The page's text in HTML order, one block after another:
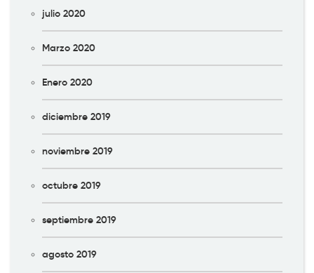
julio 2020
Marzo 2020
Enero 2020
diciembre 2019
noviembre 2019
octubre 2019
septiembre 2019
agosto 2019